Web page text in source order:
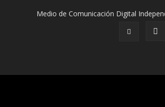
Medio de Comunicación Digital